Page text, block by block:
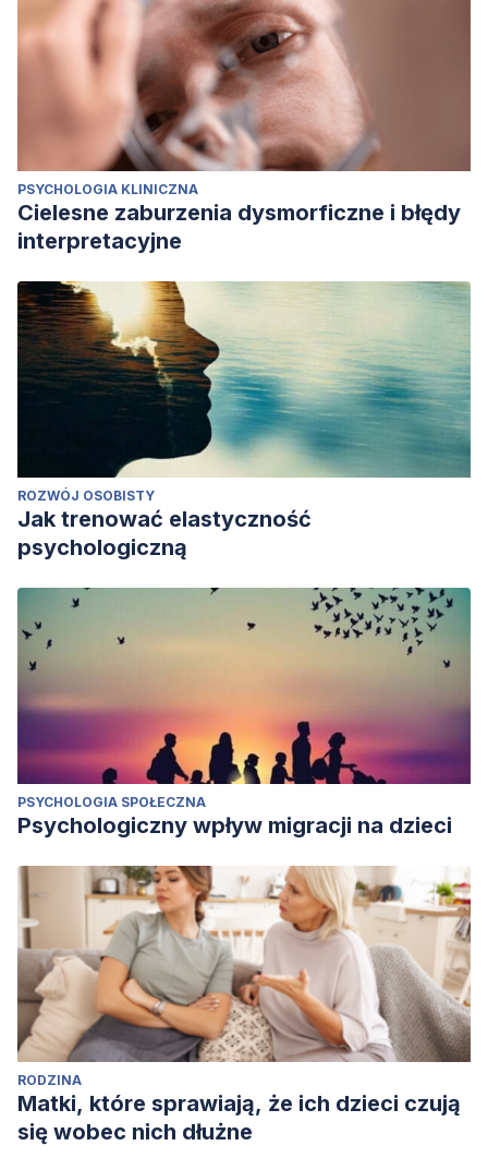
PSYCHOLOGIA KLINICZNA
Cielesne zaburzenia dysmorficzne i błędy
interpretacyjne
ROZWÓJ OSOBISTY
Jak trenować elastyczność
psychologiczną
PSYCHOLOGIA SPOŁECZNA
Psychologiczny wpływ migracji na dzieci
RODZINA
Matki, które sprawiają, że ich dzieci czują
się wobec nich dłużne